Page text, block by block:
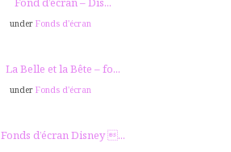
under Fonds d'écran
La Belle et la Bête – fo...
under Fonds d'écran
Fonds d’écran Disney ...